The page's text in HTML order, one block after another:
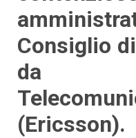
Consiglio
da
(Ericsson).